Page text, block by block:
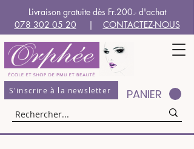
Livraison gratuite dès Fr.200.- d'achat
078 302 05 20 | CONTACTEZ-NOUS
S'inscrire à la newsletter PANIER